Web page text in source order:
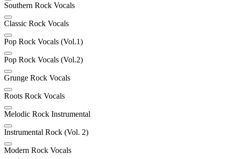
Southern Rock Vocals
Classic Rock Vocals
Pop Rock Vocals (Vol.1)
Pop Rock Vocals (Vol.2)
Grunge Rock Vocals
Roots Rock Vocals
Melodic Rock Instrumental
Instrumental Rock (Vol. 2)
Modern Rock Vocals